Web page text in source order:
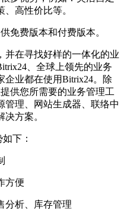
高性价比等。
免费版本和付费版本。
并在寻找好样的一体化的业
、全球上领先的业务
企业都在使用Bitrix24。除
供您所需要的业务管理工
管理、网站生成器、联络中
方案。
下：
方便
分析、库存管理